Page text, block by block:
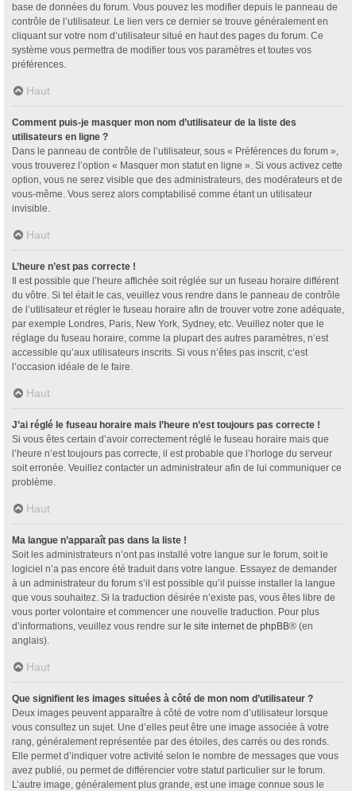
base de données du forum. Vous pouvez les modifier depuis le panneau de
contrôle de l’utilisateur. Le lien vers ce dernier se trouve généralement en
cliquant sur votre nom d’utilisateur situé en haut des pages du forum. Ce
système vous permettra de modifier tous vos paramètres et toutes vos
préférences.
Haut
Comment puis-je masquer mon nom d’utilisateur de la liste des
utilisateurs en ligne ?
Dans le panneau de contrôle de l’utilisateur, sous « Préférences du forum »,
vous trouverez l’option « Masquer mon statut en ligne ». Si vous activez cette
option, vous ne serez visible que des administrateurs, des modérateurs et de
vous-même. Vous serez alors comptabilisé comme étant un utilisateur
invisible.
Haut
L’heure n’est pas correcte !
Il est possible que l’heure affichée soit réglée sur un fuseau horaire différent
du vôtre. Si tel était le cas, veuillez vous rendre dans le panneau de contrôle
de l’utilisateur et régler le fuseau horaire afin de trouver votre zone adéquate,
par exemple Londres, Paris, New York, Sydney, etc. Veuillez noter que le
réglage du fuseau horaire, comme la plupart des autres paramètres, n’est
accessible qu’aux utilisateurs inscrits. Si vous n’êtes pas inscrit, c’est
l’occasion idéale de le faire.
Haut
J’ai réglé le fuseau horaire mais l’heure n’est toujours pas correcte !
Si vous êtes certain d’avoir correctement réglé le fuseau horaire mais que
l’heure n’est toujours pas correcte, il est probable que l’horloge du serveur
soit erronée. Veuillez contacter un administrateur afin de lui communiquer ce
problème.
Haut
Ma langue n’apparaît pas dans la liste !
Soit les administrateurs n’ont pas installé votre langue sur le forum, soit le
logiciel n’a pas encore été traduit dans votre langue. Essayez de demander
à un administrateur du forum s’il est possible qu’il puisse installer la langue
que vous souhaitez. Si la traduction désirée n’existe pas, vous êtes libre de
vous porter volontaire et commencer une nouvelle traduction. Pour plus
d’informations, veuillez vous rendre sur le site internet de phpBB® (en
anglais).
Haut
Que signifient les images situées à côté de mon nom d’utilisateur ?
Deux images peuvent apparaître à côté de votre nom d’utilisateur lorsque
vous consultez un sujet. Une d’elles peut être une image associée à votre
rang, généralement représentée par des étoiles, des carrés ou des ronds.
Elle permet d’indiquer votre activité selon le nombre de messages que vous
avez publié, ou permet de différencier votre statut particulier sur le forum.
L’autre image, généralement plus grande, est une image connue sous le